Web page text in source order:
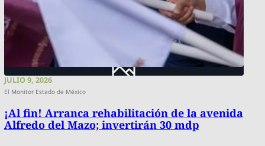
JULIO 9, 2026
El Monitor Estado de México
¡Al fin! Arranca rehabilitación de la avenida
Alfredo del Mazo; invertirán 30 mdp